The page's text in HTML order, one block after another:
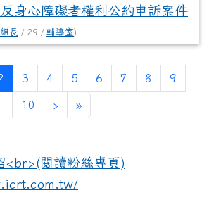
身心障礙者權利公約申訴案件
長 / 29 / 輔導室)
(current)
3 4 5 6 7 8 9
10 › »
link to https://